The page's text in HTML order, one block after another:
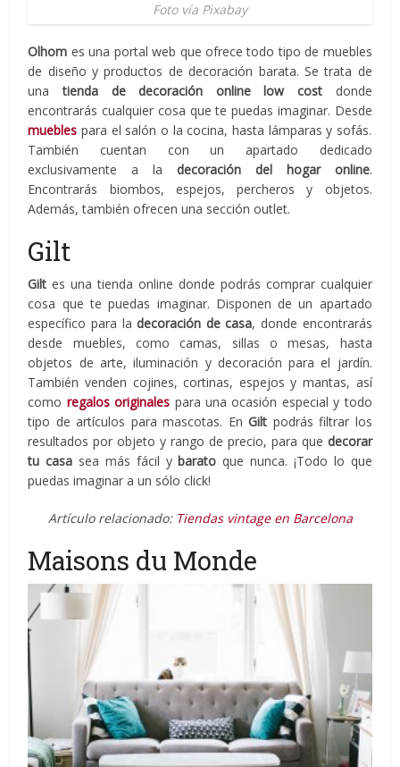
Foto vía Pixabay
Olhom es una portal web que ofrece todo tipo de muebles
de diseño y productos de decoración barata. Se trata de
unatienda de decoración online low cost donde
encontrarás cualquier cosa que te puedas imaginar. Desde
muebles para el salón o la cocina, hasta lámparas y sofás.
También cuentan con un apartado dedicado
exclusivamente a la decoración del hogar online.
Encontrarás biombos, espejos, percheros y objetos.
Además, también ofrecen una sección outlet.
Gilt
Gilt es una tienda online donde podrás comprar cualquier
cosa que te puedas imaginar. Disponen de un apartado
específico para ladecoración de casa, donde encontrarás
desde muebles, como camas, sillas o mesas, hasta
objetos de arte, iluminación y decoración para el jardín.
También venden cojines, cortinas, espejos y mantas, así
como regalos originales para una ocasión especial y todo
tipo de artículos para mascotas. En Gilt podrás filtrar los
resultados por objeto y rango de precio, para que decorar
tu casa sea más fácil y barato que nunca. ¡Todo lo que
puedas imaginar a un sólo click!
Artículo relacionado: Tiendas vintage en Barcelona
Maisons du Monde